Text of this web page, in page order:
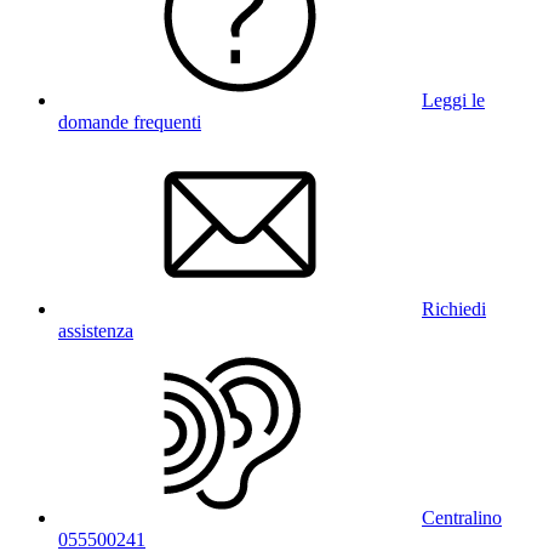
Leggi le
domande frequenti
Richiedi
assistenza
Centralino
055500241